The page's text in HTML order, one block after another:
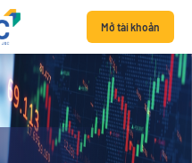
Mở tài khoản